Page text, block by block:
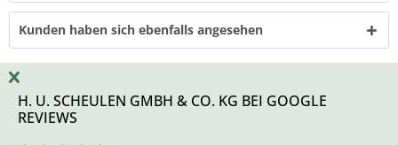
Kunden haben sich ebenfalls angesehen
H. U. SCHEULEN GMBH & CO. KG BEI GOOGLE
REVIEWS